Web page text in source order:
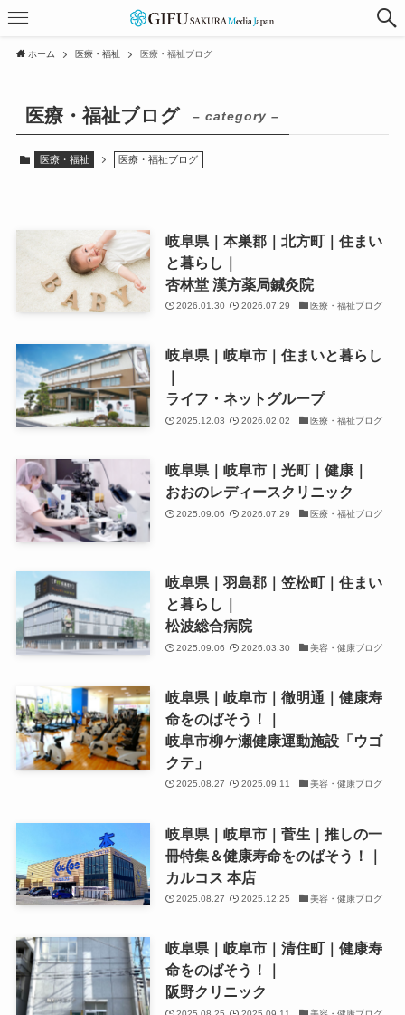
ホーム 医療・福祉 医療・福祉ブログ
医療・福祉ブログ – category –
医療・福祉 医療・福祉ブログ
岐阜県｜本巣郡｜北方町｜住まい
と暮らし｜
杏林堂 漢方薬局鍼灸院
2026.01.30 2026.07.29 医療・福祉ブログ
岐阜県｜岐阜市｜住まいと暮らし
ライフ・ネットグループ
2025.12.03 2026.02.02 医療・福祉ブログ
岐阜県｜岐阜市｜光町｜健康｜
おおのレディースクリニック
2025.09.06 2026.07.29 医療・福祉ブログ
岐阜県｜羽島郡｜笠松町｜住まい
と暮らし｜
松波総合病院
2025.09.06 2026.03.30 美容・健康ブログ
岐阜県｜岐阜市｜徹明通｜健康寿
命をのばそう！｜
岐阜市柳ケ瀬健康運動施設「ウゴ
クテ」
2025.08.27 2025.09.11 美容・健康ブログ
岐阜県｜岐阜市｜菅生｜推しの一
冊特集＆健康寿命をのばそう！｜
カルコス 本店
2025.08.27 2025.12.25 美容・健康ブログ
岐阜県｜岐阜市｜清住町｜健康寿
命をのばそう！｜
阪野クリニック